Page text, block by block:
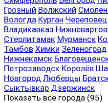
Грозный Волжский
Вологда Курган Череповец
Владикавказ
Стерлитамак Мурманск
Тамбов Химки Зеленоград
Нижнекамск
Петрозаводск Королёв
Новгород Люберцы
Сыктывкар Дзержинск
Показать все города (95)